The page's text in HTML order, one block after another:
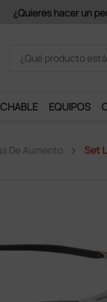
Únete al programa Ds
EQUIPOS
De Aumento Set